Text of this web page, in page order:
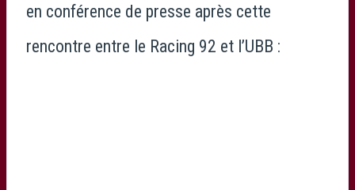
en conférence de presse après cette
rencontre entre le Racing 92 et l’UBB :